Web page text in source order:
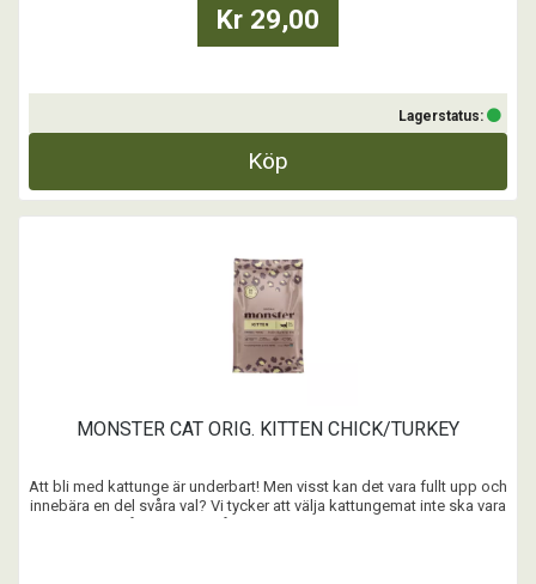
Kr 29,00
Lagerstatus:
Köp
MONSTER CAT ORIG. KITTEN CHICK/TURKEY
Att bli med kattunge är underbart! Men visst kan det vara fullt upp och
innebära en del svåra val? Vi tycker att välja kattungemat inte ska vara